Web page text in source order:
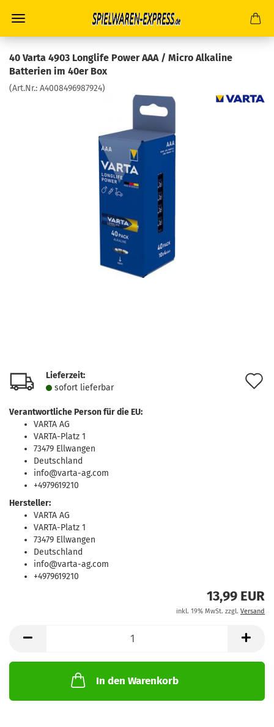
40 Varta 4903 Longlife Power AAA / Micro Alkaline
Batterien im 40er Box
(Art.Nr.: A4008496987924)
Lieferzeit:
sofort lie­fer­bar
Verantwortliche Person für die EU:
VARTA AG
VARTA-Platz 1
73479 Ellwangen
Deutschland
info@varta-ag.com
+4979619210
Hersteller:
VARTA AG
VARTA-Platz 1
73479 Ellwangen
Deutschland
info@varta-ag.com
+4979619210
13,99 EUR
inkl. 19% MwSt. zzgl. Versand
In den Warenkorb